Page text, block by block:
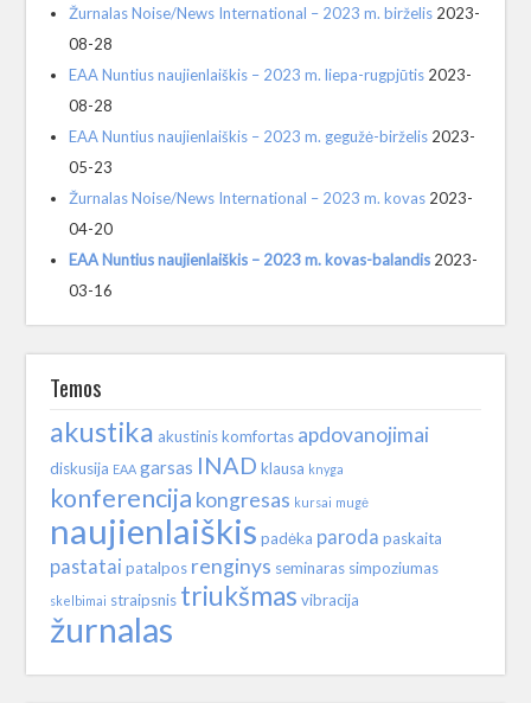
Žurnalas Noise/News International – 2023 m. birželis 2023-
08-28
EAA Nuntius naujienlaiškis – 2023 m. liepa-rugpjūtis 2023-
08-28
EAA Nuntius naujienlaiškis – 2023 m. gegužė-birželis 2023-
05-23
Žurnalas Noise/News International – 2023 m. kovas 2023-
04-20
EAA Nuntius naujienlaiškis – 2023 m. kovas-balandis 2023-
03-16
Temos
akustika akustinis komfortas apdovanojimai
diskusija EAA garsas INAD klausa knyga
konferencija kongresas kursai mugė
naujienlaiškis padėka paroda paskaita
pastatai patalpos renginys seminaras simpoziumas
skelbimai straipsnis triukšmas vibracija
žurnalas